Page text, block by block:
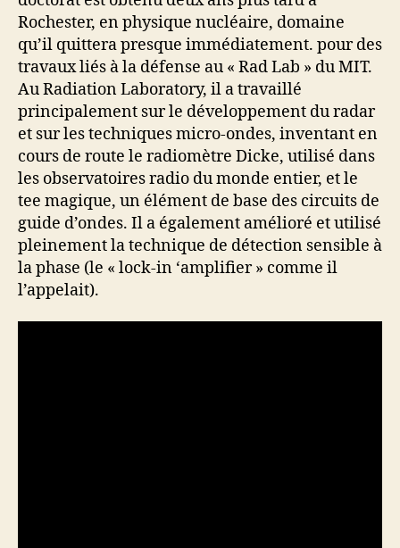
Rochester, en physique nucléaire, domaine
qu’il quittera presque immédiatement. pour des
travaux liés à la défense au « Rad Lab » du MIT.
Au Radiation Laboratory, il a travaillé
principalement sur le développement du radar
et sur les techniques micro-ondes, inventant en
cours de route le radiomètre Dicke, utilisé dans
les observatoires radio du monde entier, et le
tee magique, un élément de base des circuits de
guide d’ondes. Il a également amélioré et utilisé
pleinement la technique de détection sensible à
la phase (le « lock-in ‘amplifier » comme il
l’appelait).